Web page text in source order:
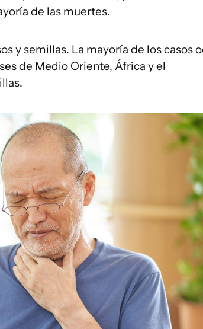
de las muertes.
y semillas. La mayoría de los casos
de Medio Oriente, África y el